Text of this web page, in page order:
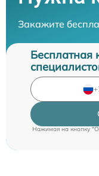
Закажите
Бесплатная
Нажимая на кнопку